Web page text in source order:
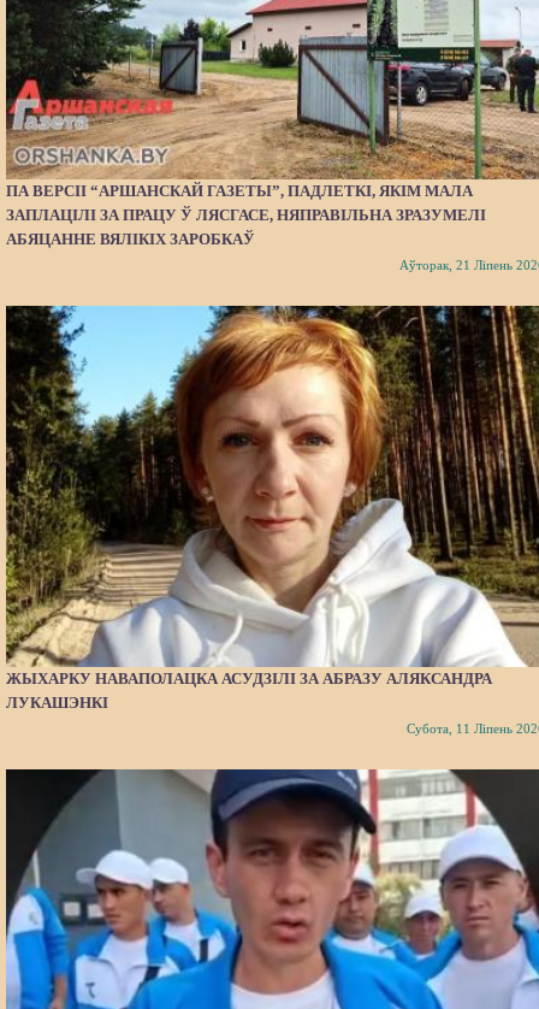
ПА ВЕРСІІ “АРШАНСКАЙ ГАЗЕТЫ”, ПАДЛЕТКІ, ЯКІМ МАЛА
ЗАПЛАЦІЛІ ЗА ПРАЦУ Ў ЛЯСГАСЕ, НЯПРАВІЛЬНА ЗРАЗУМЕЛІ
АБЯЦАННЕ ВЯЛІКІХ ЗАРОБКАЎ
Аўторак, 21 Ліпень
ЖЫХАРКУ НАВАПОЛАЦКА АСУДЗІЛІ ЗА АБРАЗУ АЛЯКСАНДРА
ЛУКАШЭНКІ
Субота, 11 Ліпень